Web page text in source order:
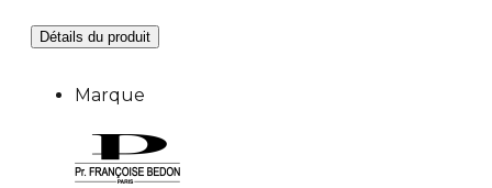
Détails du produit
Marque